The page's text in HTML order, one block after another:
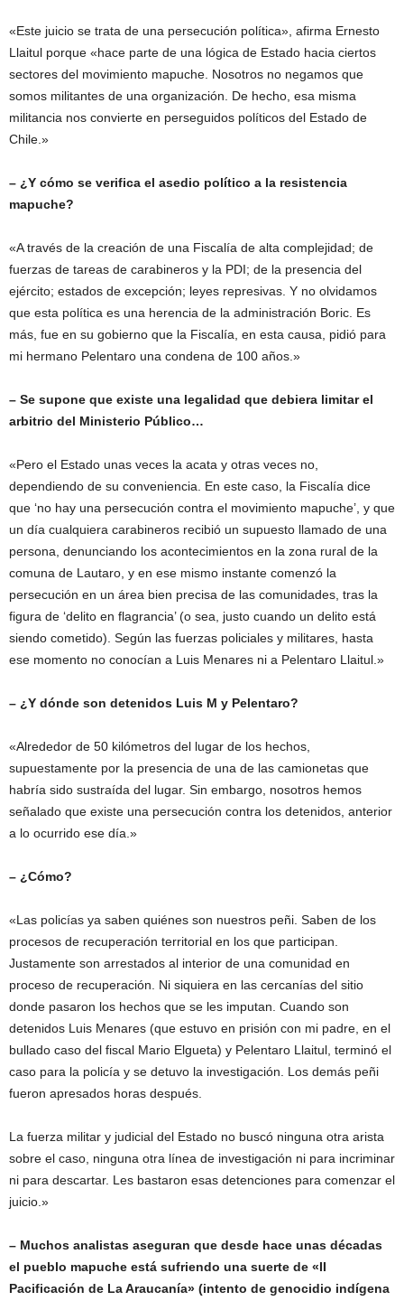
«Este juicio se trata de una persecución política», afirma Ernesto
Llaitul porque «hace parte de una lógica de Estado hacia ciertos
sectores del movimiento mapuche. Nosotros no negamos que
somos militantes de una organización. De hecho, esa misma
militancia nos convierte en perseguidos políticos del Estado de
Chile.»
– ¿Y cómo se verifica el asedio político a la resistencia
mapuche?
«A través de la creación de una Fiscalía de alta complejidad; de
fuerzas de tareas de carabineros y la PDI; de la presencia del
ejército; estados de excepción; leyes represivas. Y no olvidamos
que esta política es una herencia de la administración Boric. Es
más, fue en su gobierno que la Fiscalía, en esta causa, pidió para
mi hermano Pelentaro una condena de 100 años.»
– Se supone que existe una legalidad que debiera limitar el
arbitrio del Ministerio Público…
«Pero el Estado unas veces la acata y otras veces no,
dependiendo de su conveniencia. En este caso, la Fiscalía dice
que ‘no hay una persecución contra el movimiento mapuche’, y que
un día cualquiera carabineros recibió un supuesto llamado de una
persona, denunciando los acontecimientos en la zona rural de la
comuna de Lautaro, y en ese mismo instante comenzó la
persecución en un área bien precisa de las comunidades, tras la
figura de ‘delito en flagrancia’ (o sea, justo cuando un delito está
siendo cometido). Según las fuerzas policiales y militares, hasta
ese momento no conocían a Luis Menares ni a Pelentaro Llaitul.»
– ¿Y dónde son detenidos Luis M y Pelentaro?
«Alrededor de 50 kilómetros del lugar de los hechos,
supuestamente por la presencia de una de las camionetas que
habría sido sustraída del lugar. Sin embargo, nosotros hemos
señalado que existe una persecución contra los detenidos, anterior
a lo ocurrido ese día.»
– ¿Cómo?
«Las policías ya saben quiénes son nuestros peñi. Saben de los
procesos de recuperación territorial en los que participan.
Justamente son arrestados al interior de una comunidad en
proceso de recuperación. Ni siquiera en las cercanías del sitio
donde pasaron los hechos que se les imputan. Cuando son
detenidos Luis Menares (que estuvo en prisión con mi padre, en el
bullado caso del fiscal Mario Elgueta) y Pelentaro Llaitul, terminó el
caso para la policía y se detuvo la investigación. Los demás peñi
fueron apresados horas después.
La fuerza militar y judicial del Estado no buscó ninguna otra arista
sobre el caso, ninguna otra línea de investigación ni para incriminar
ni para descartar. Les bastaron esas detenciones para comenzar el
juicio.»
– Muchos analistas aseguran que desde hace unas décadas
el pueblo mapuche está sufriendo una suerte de «II
Pacificación de La Araucanía» (intento de genocidio indígena